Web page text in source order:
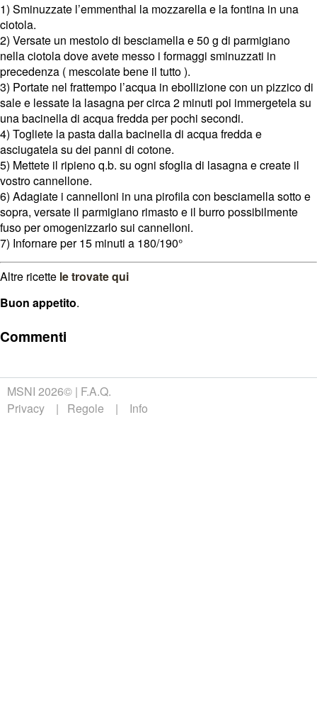
1) Sminuzzate l’emmenthal la mozzarella e la fontina in una
ciotola.
2) Versate un mestolo di besciamella e 50 g di parmigiano
nella ciotola dove avete messo i formaggi sminuzzati in
precedenza ( mescolate bene il tutto ).
3) Portate nel frattempo l’acqua in ebollizione con un pizzico di
sale e lessate la lasagna per circa 2 minuti poi immergetela su
una bacinella di acqua fredda per pochi secondi.
4) Togliete la pasta dalla bacinella di acqua fredda e
asciugatela su dei panni di cotone.
5) Mettete il ripieno q.b. su ogni sfoglia di lasagna e create il
vostro cannellone.
6) Adagiate i cannelloni in una pirofila con besciamella sotto e
sopra, versate il parmigiano rimasto e il burro possibilmente
fuso per omogenizzarlo sui cannelloni.
7) Infornare per 15 minuti a 180/190°
Altre ricette le trovate qui
Buon appetito.
Commenti
MSNI 2026© F.A.Q.
Privacy
Regole Info